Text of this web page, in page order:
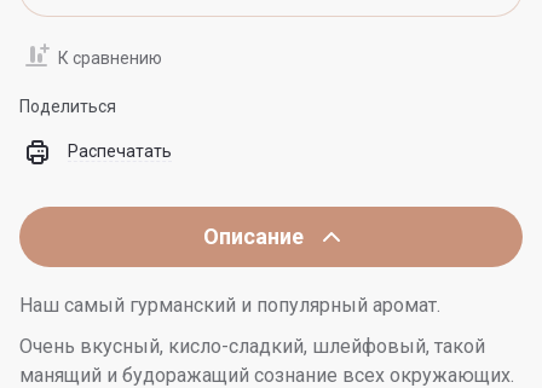
К сравнению
Поделиться
Распечатать
Описание
Наш самый гурманский и популярный аромат.
Очень вкусный, кисло-сладкий, шлейфовый, такой
манящий и будоражащий сознание всех окружающих.